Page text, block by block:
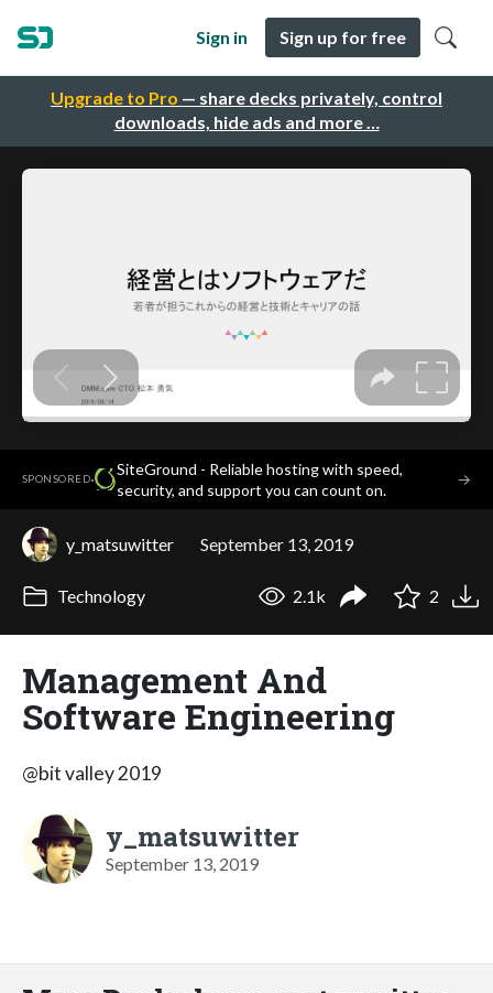
Upgrade to Pro — share decks privately, control
downloads, hide ads and more …
Sign in Sign up for free
SPONSORED·
SiteGround - Reliable hosting with speed,
security, and support you can count on.
→
y_matsuwitter September 13, 2019
Technology 2.1k 2
Management And
Software Engineering
@bit valley 2019
y_matsuwitter
September 13, 2019